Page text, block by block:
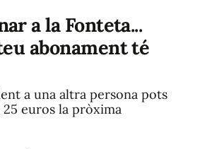
a la Fonteta...
abonament té
a una altra persona pots
euros la pròxima